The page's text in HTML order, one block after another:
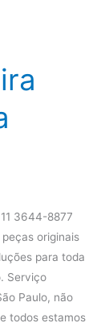
3644-8877
originais
para toda
Serviço
Paulo, não
todos estamos